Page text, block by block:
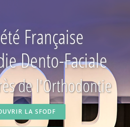
Française
Dento-Faciale
de l'Orthodontie
LA SFODF